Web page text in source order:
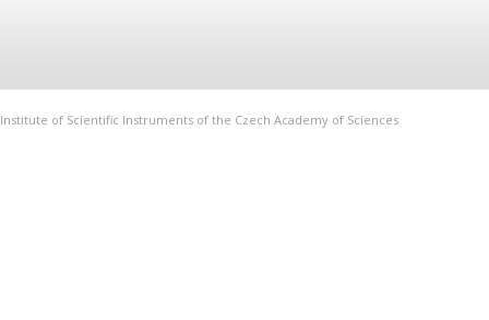
Institute of Scientific Instruments of the Czech Academy of Sciences